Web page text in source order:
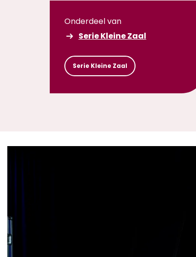
Onderdeel van
Serie Kleine Zaal
Serie Kleine Zaal